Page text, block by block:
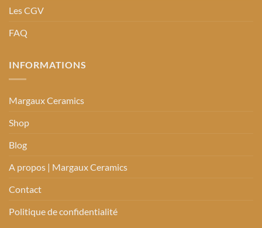
Les CGV
FAQ
INFORMATIONS
Margaux Ceramics
Shop
Blog
A propos | Margaux Ceramics
Contact
Politique de confidentialité